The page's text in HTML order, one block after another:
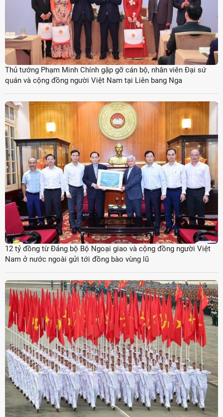
Thủ tướng Phạm Minh Chính gặp gỡ cán bộ, nhân viên Đại sứ
quán và cộng đồng người Việt Nam tại Liên bang Nga
12 tỷ đồng từ Đảng bộ Bộ Ngoại giao và cộng đồng người Việt
Nam ở nước ngoài gửi tới đồng bào vùng lũ